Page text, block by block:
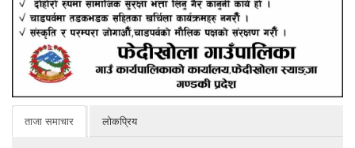
ताजा समाचार लोकप्रिय